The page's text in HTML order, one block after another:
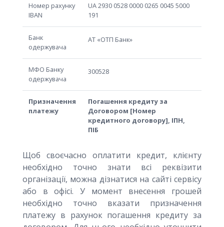
Номер рахунку
IBAN
UA 2930 0528 0000 0265 0045 5000
191
Банк
одержувача
АТ «ОТП Банк»
МФО Банку
одержувача
300528
Призначення
платежу
Погашення кредиту за
Договором [Номер
кредитного договору], ІПН,
ПІБ
Щоб своєчасно оплатити кредит, клієнту
необхідно точно знати всі реквізити
організації, можна дізнатися на сайті сервісу
або в офісі. У момент внесення грошей
необхідно точно вказати призначення
платежу в рахунок погашення кредиту за